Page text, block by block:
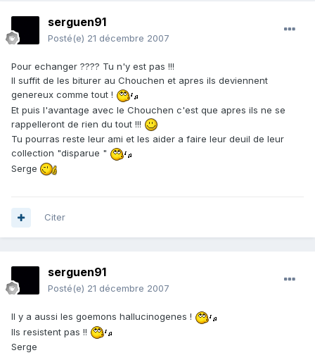
serguen91
Posté(e) 21 décembre 2007
Pour echanger ???? Tu n'y est pas !!!
Il suffit de les biturer au Chouchen et apres ils deviennent
genereux comme tout !
Et puis l'avantage avec le Chouchen c'est que apres ils ne se
rappelleront de rien du tout !!!
Tu pourras reste leur ami et les aider a faire leur deuil de leur
collection "disparue "
Serge
Citer
serguen91
Posté(e) 21 décembre 2007
Il y a aussi les goemons hallucinogenes !
Ils resistent pas !!
Serge